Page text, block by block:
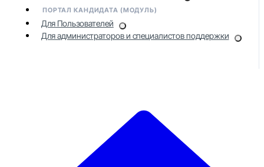
ПОРТАЛ КАНДИДАТА (МОДУЛЬ)
Для Пользователей
Для администраторов и специалистов поддержки